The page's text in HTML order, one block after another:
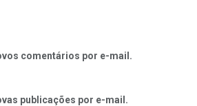
comentários por e-mail.
publicações por e-mail.